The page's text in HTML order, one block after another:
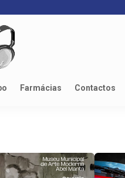
Farmácias Contactos